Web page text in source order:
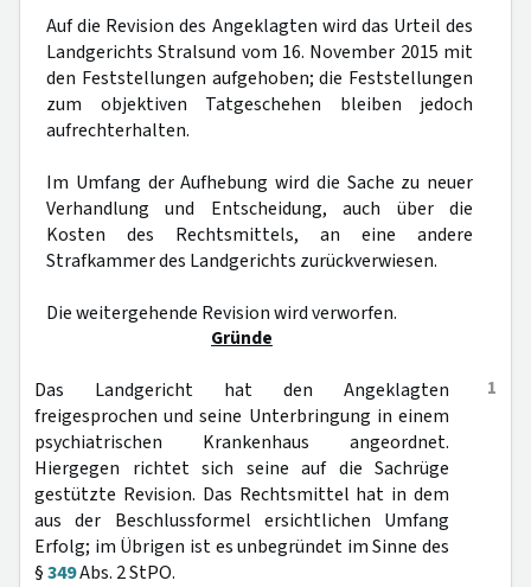
Auf die Revision des Angeklagten wird das Urteil des
Landgerichts Stralsund vom 16. November 2015 mit
den Feststellungen aufgehoben; die Feststellungen
zum objektiven Tatgeschehen bleiben jedoch
aufrechterhalten.
Im Umfang der Aufhebung wird die Sache zu neuer
Verhandlung und Entscheidung, auch über die
Kosten des Rechtsmittels, an eine andere
Strafkammer des Landgerichts zurückverwiesen.
Die weitergehende Revision wird verworfen.
Gründe
1
Das Landgericht hat den Angeklagten
freigesprochen und seine Unterbringung in einem
psychiatrischen Krankenhaus angeordnet.
Hiergegen richtet sich seine auf die Sachrüge
gestützte Revision. Das Rechtsmittel hat in dem
aus der Beschlussformel ersichtlichen Umfang
Erfolg; im Übrigen ist es unbegründet im Sinne des
§349Abs. 2 StPO.